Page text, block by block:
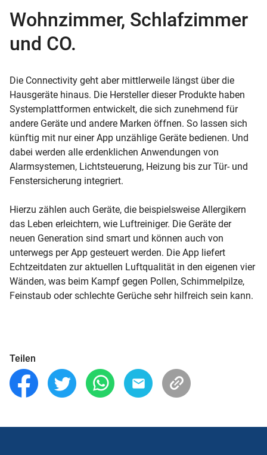
Wohnzimmer, Schlafzimmer
und CO.
Die Connectivity geht aber mittlerweile längst über die
Hausgeräte hinaus. Die Hersteller dieser Produkte haben
Systemplattformen entwickelt, die sich zunehmend für
andere Geräte und andere Marken öffnen. So lassen sich
künftig mit nur einer App unzählige Geräte bedienen. Und
dabei werden alle erdenklichen Anwendungen von
Alarmsystemen, Lichtsteuerung, Heizung bis zur Tür- und
Fenstersicherung integriert.
Hierzu zählen auch Geräte, die beispielsweise Allergikern
das Leben erleichtern, wie Luftreiniger. Die Geräte der
neuen Generation sind smart und können auch von
unterwegs per App gesteuert werden. Die App liefert
Echtzeitdaten zur aktuellen Luftqualität in den eigenen vier
Wänden, was beim Kampf gegen Pollen, Schimmelpilze,
Feinstaub oder schlechte Gerüche sehr hilfreich sein kann.
Teilen